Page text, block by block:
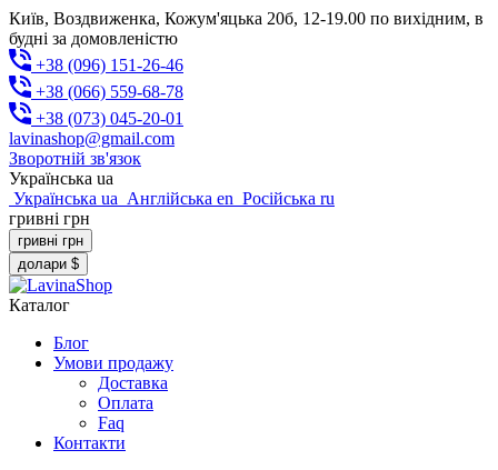
Київ, Воздвиженка, Кожум'яцька 20б, 12-19.00 по вихідним, в
будні за домовленістю
+38 (096) 151-26-46
+38 (066) 559-68-78
+38 (073) 045-20-01
lavinashop@gmail.com
Зворотній зв'язок
Українська ua
Українська ua Англійська en Російська ru
гривні грн
гривні грн
долари $
Каталог
Блог
Умови продажу
Доставка
Оплата
Faq
Контакти